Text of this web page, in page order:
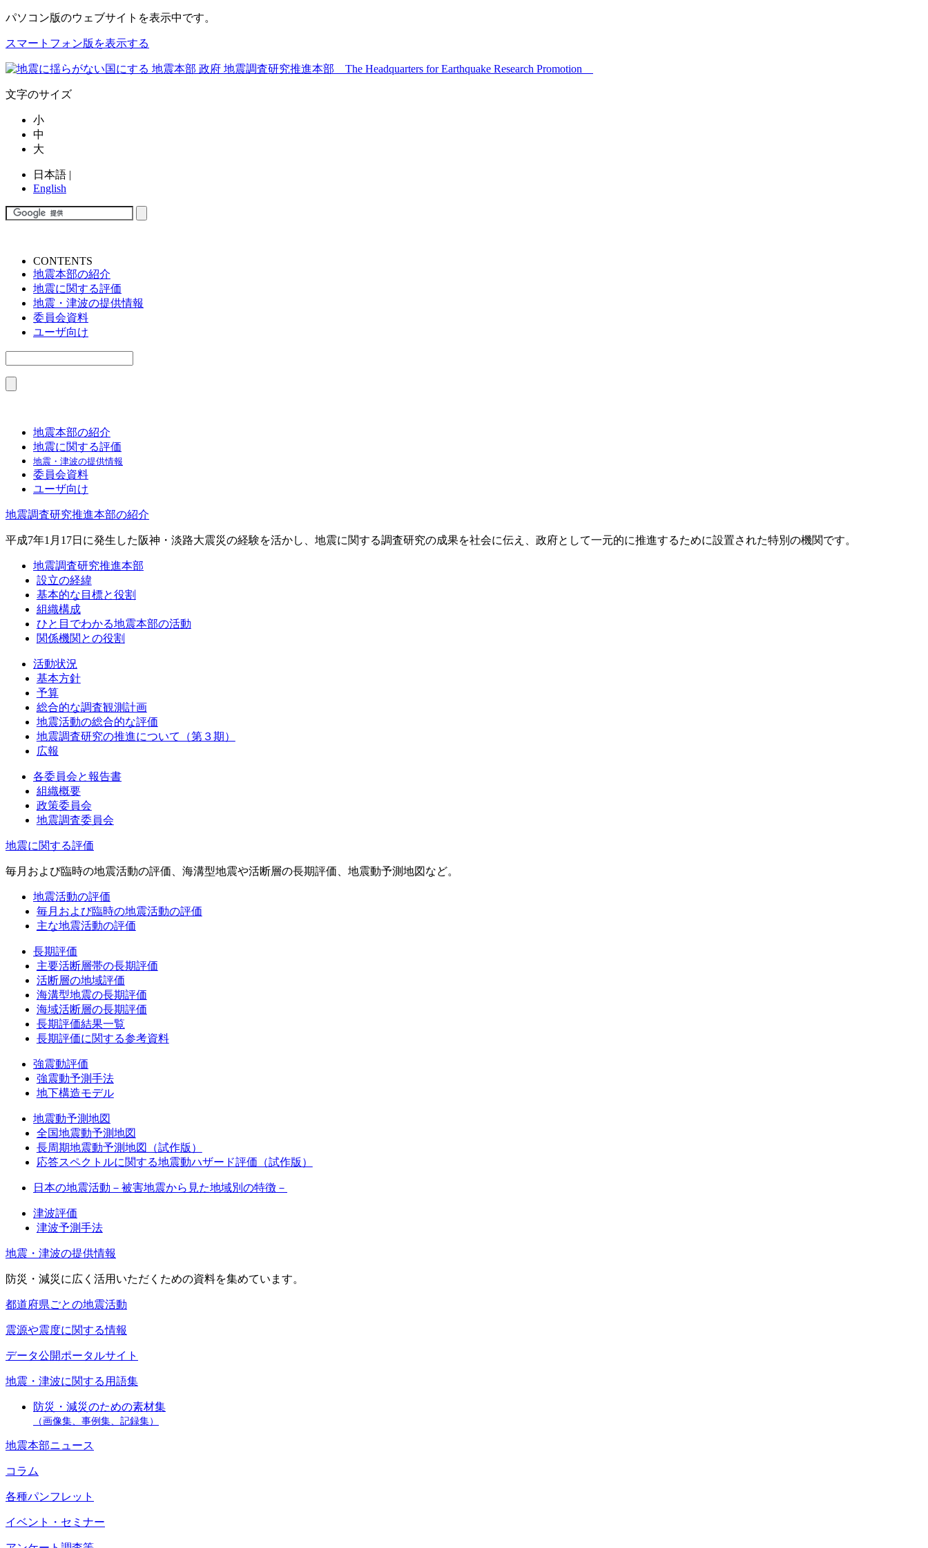
パソコン版のウェブサイトを表示中です。
スマートフォン版を表示する
文字のサイズ
小
中
大
日本語 |
English
CONTENTS
地震本部の紹介
地震に関する評価
地震・津波の提供情報
委員会資料
ユーザ向け
地震本部の紹介
地震に関する評価
地震・津波の提供情報
委員会資料
ユーザ向け
地震調査研究推進本部の紹介
平成7年1月17日に発生した阪神・淡路大震災の経験を活かし、地震に関する調査研究の成果を社会に伝え、政府として一元的に推進するために設置された特別の機関です。
地震調査研究推進本部
設立の経緯
基本的な目標と役割
組織構成
ひと目でわかる地震本部の活動
関係機関との役割
活動状況
基本方針
予算
総合的な調査観測計画
地震活動の総合的な評価
地震調査研究の推進について（第３期）
広報
各委員会と報告書
組織概要
政策委員会
地震調査委員会
地震に関する評価
毎月および臨時の地震活動の評価、海溝型地震や活断層の長期評価、地震動予測地図など。
地震活動の評価
毎月および臨時の地震活動の評価
主な地震活動の評価
長期評価
主要活断層帯の長期評価
活断層の地域評価
海溝型地震の長期評価
海域活断層の長期評価
長期評価結果一覧
長期評価に関する参考資料
強震動評価
強震動予測手法
地下構造モデル
地震動予測地図
全国地震動予測地図
長周期地震動予測地図（試作版）
応答スペクトルに関する地震動ハザード評価（試作版）
日本の地震活動－被害地震から見た地域別の特徴－
津波評価
津波予測手法
地震・津波の提供情報
防災・減災に広く活用いただくための資料を集めています。
都道府県ごとの地震活動
震源や震度に関する情報
データ公開ポータルサイト
地震・津波に関する用語集
防災・減災のための素材集
（画像集、事例集、記録集）
地震本部ニュース
コラム
各種パンフレット
イベント・セミナー